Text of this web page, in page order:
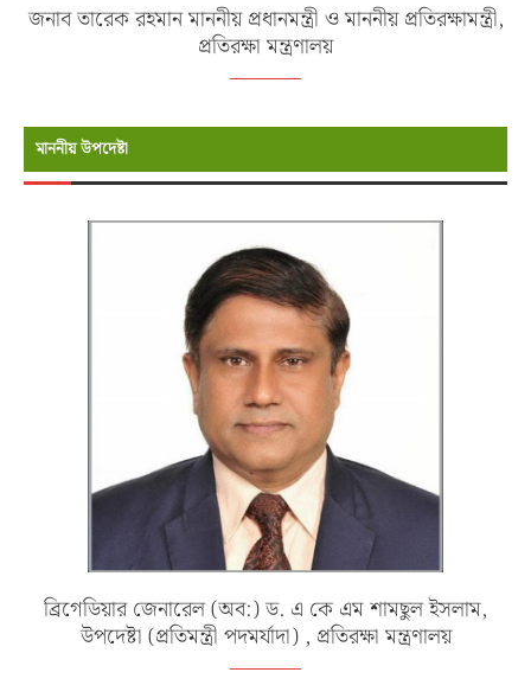
জনাব তারেক রহমান মাননীয় প্রধানমন্ত্রী ও মাননীয় প্রতিরক্ষামন্ত্রী,
প্রতিরক্ষা মন্ত্রণালয়
মাননীয় উপদেষ্টা
ব্রিগেডিয়ার জেনারেল (অব:) ড. এ কে এম শামছুল ইসলাম,
উপদেষ্টা (প্রতিমন্ত্রী পদমর্যাদা) , প্রতিরক্ষা মন্ত্রণালয়